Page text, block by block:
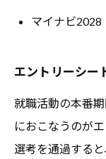
マイナビ2028
エントリーシー
就職活動の本番
におこなうのが
選考を通過する